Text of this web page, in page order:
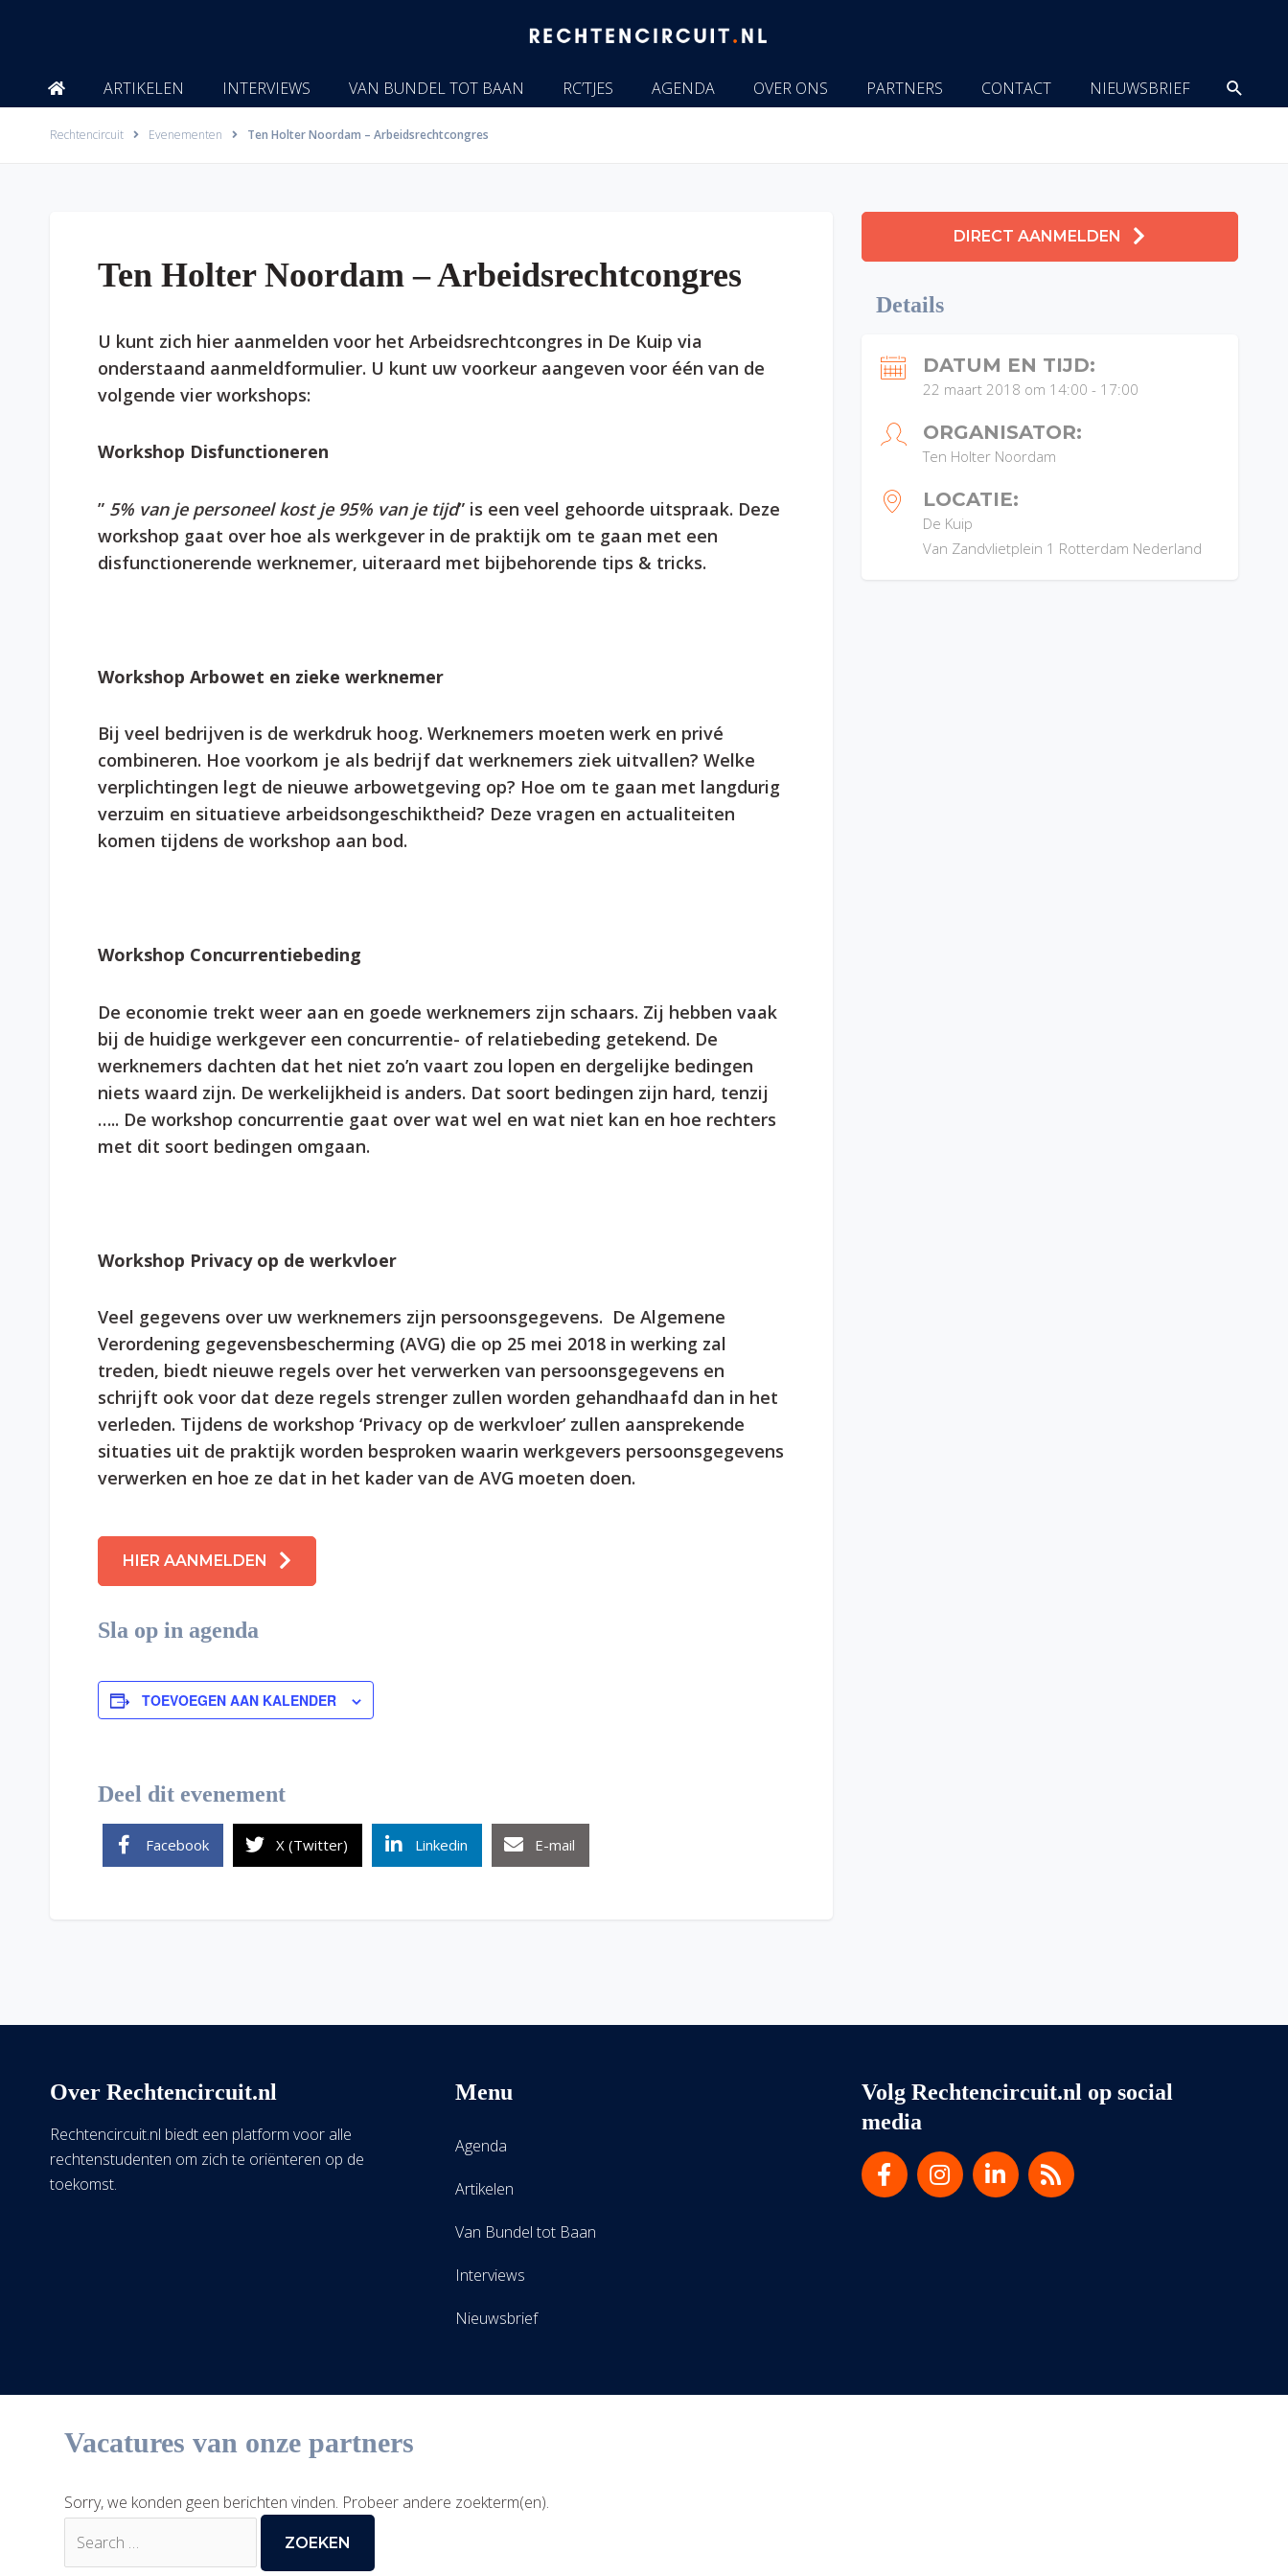
ARTIKELEN INTERVIEWS VAN BUNDEL TOT BAAN RC’TJES AGENDA OVER ONS PARTNERS CONTACT NIEUWSBRIEF
Rechtencircuit Evenementen Ten Holter Noordam – Arbeidsrechtcongres
Ten Holter Noordam – Arbeidsrechtcongres
U kunt zich hier aanmelden voor het Arbeidsrechtcongres in De Kuip via
onderstaand aanmeldformulier. U kunt uw voorkeur aangeven voor één van de
volgende vier workshops:
Workshop Disfunctioneren
” 5% van je personeel kost je 95% van je tijd” is een veel gehoorde uitspraak. Deze
workshop gaat over hoe als werkgever in de praktijk om te gaan met een
disfunctionerende werknemer, uiteraard met bijbehorende tips & tricks.
Workshop Arbowet en zieke werknemer
Bij veel bedrijven is de werkdruk hoog. Werknemers moeten werk en privé
combineren. Hoe voorkom je als bedrijf dat werknemers ziek uitvallen? Welke
verplichtingen legt de nieuwe arbowetgeving op? Hoe om te gaan met langdurig
verzuim en situatieve arbeidsongeschiktheid? Deze vragen en actualiteiten
komen tijdens de workshop aan bod.
Workshop Concurrentiebeding
De economie trekt weer aan en goede werknemers zijn schaars. Zij hebben vaak
bij de huidige werkgever een concurrentie- of relatiebeding getekend. De
werknemers dachten dat het niet zo’n vaart zou lopen en dergelijke bedingen
niets waard zijn. De werkelijkheid is anders. Dat soort bedingen zijn hard, tenzij
….. De workshop concurrentie gaat over wat wel en wat niet kan en hoe rechters
met dit soort bedingen omgaan.
Workshop Privacy op de werkvloer
Veel gegevens over uw werknemers zijn persoonsgegevens. De Algemene
Verordening gegevensbescherming (AVG) die op 25 mei 2018 in werking zal
treden, biedt nieuwe regels over het verwerken van persoonsgegevens en
schrijft ook voor dat deze regels strenger zullen worden gehandhaafd dan in het
verleden. Tijdens de workshop ‘Privacy op de werkvloer’ zullen aansprekende
situaties uit de praktijk worden besproken waarin werkgevers persoonsgegevens
verwerken en hoe ze dat in het kader van de AVG moeten doen.
HIER AANMELDEN
Sla op in agenda
TOEVOEGEN AAN KALENDER
Deel dit evenement
Facebook X (Twitter) Linkedin E-mail
DIRECT AANMELDEN
Details
DATUM EN TIJD:
22 maart 2018 om 14:00 - 17:00
ORGANISATOR:
Ten Holter Noordam
LOCATIE:
De Kuip
Van Zandvlietplein 1 Rotterdam Nederland
Over Rechtencircuit.nl
Rechtencircuit.nl biedt een platform voor alle
rechtenstudenten om zich te oriënteren op de
toekomst.
Menu
Agenda
Artikelen
Van Bundel tot Baan
Interviews
Nieuwsbrief
Volg Rechtencircuit.nl op social
media
Vacatures van onze partners
Sorry, we konden geen berichten vinden. Probeer andere zoekterm(en).
naar: